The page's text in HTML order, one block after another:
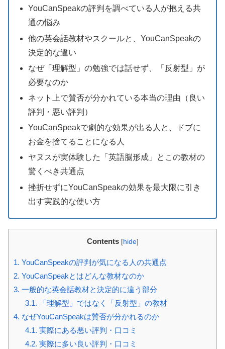
YouCanSpeakの評判を調べている人が抱える共
通の悩み
他の英会話教材やスクールと、YouCanSpeakの
決定的な違い
なぜ「理解型」の勉強では話せず、「反射型」が
必要なのか
ネット上で賛否が分かれている本当の理由（良い
評判・悪い評判）
YouCanSpeakで劇的な効果が出る人と、ドブに
お金を捨てることになる人
ヤヌスが実体験した「英語脳形成」とこの教材の
驚くべき共通点
挫折せずにYouCanSpeakの効果を最大限に引き
出す実践的な使い方
Contents [hide]
1. YouCanSpeakの評判が気になる人の共通点
2. YouCanSpeakとはどんな教材なのか
3. 一般的な英会話教材と決定的に違う部分
3.1. 「理解型」ではなく「反射型」の教材
4. なぜYouCanSpeakは賛否が分かれるのか
4.1. 実際にある悪い評判・口コミ
4.2. 実際に多い良い評判・口コミ